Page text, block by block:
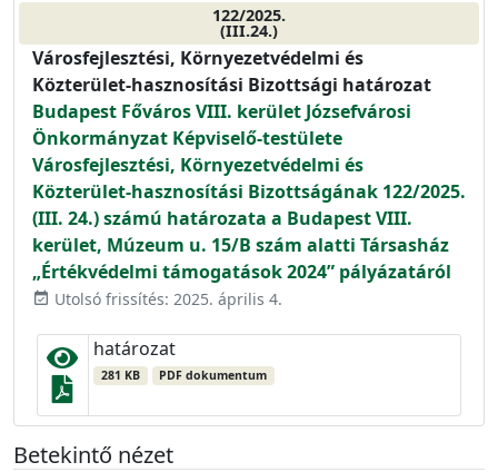
122/2025.
(III.24.)
Városfejlesztési, Környezetvédelmi és
Közterület-hasznosítási Bizottsági határozat
Budapest Főváros VIII. kerület Józsefvárosi
Önkormányzat Képviselő-testülete
Városfejlesztési, Környezetvédelmi és
Közterület-hasznosítási Bizottságának 122/2025.
(III. 24.) számú határozata a Budapest VIII.
kerület, Múzeum u. 15/B szám alatti Társasház
„Értékvédelmi támogatások 2024” pályázatáról
event_available Utolsó frissítés: 2025. április 4.
határozat
281 KB PDF dokumentum
Betekintő nézet